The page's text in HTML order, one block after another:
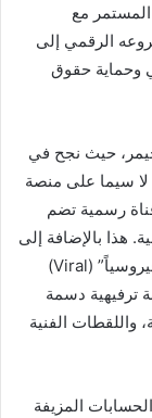
المستمر مع
الرقمي إلى
وحماية حقوق
حيث نجح في
لا سيما على منصة
رسمية تضم
هذا بالإضافة إلى
نشاطه الملحوظ ومقاطعه التي تحقق انتشاراً “فيروسياً” (Viral)
ترفيهية دسمة
واللقطات الفنية
المزيفة